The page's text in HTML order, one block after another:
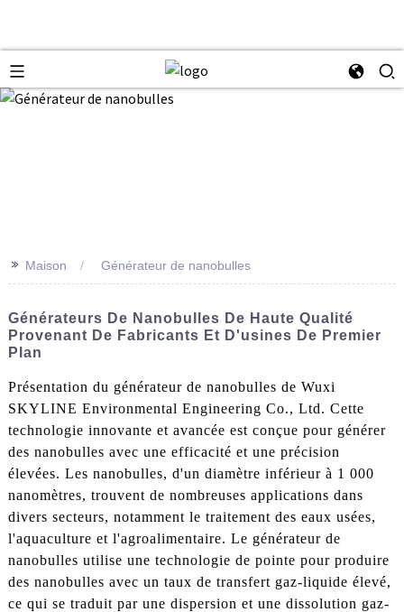
>> Maison Générateur de nanobulles
Générateurs De Nanobulles De Haute Qualité
Provenant De Fabricants Et D'usines De Premier
Plan
Présentation du générateur de nanobulles de Wuxi
SKYLINE Environmental Engineering Co., Ltd. Cette
technologie innovante et avancée est conçue pour générer
des nanobulles avec une efficacité et une précision
élevées. Les nanobulles, d'un diamètre inférieur à 1 000
nanomètres, trouvent de nombreuses applications dans
divers secteurs, notamment le traitement des eaux usées,
l'aquaculture et l'agroalimentaire. Le générateur de
nanobulles utilise une technologie de pointe pour produire
des nanobulles avec un taux de transfert gaz-liquide élevé,
ce qui se traduit par une dispersion et une dissolution gaz-